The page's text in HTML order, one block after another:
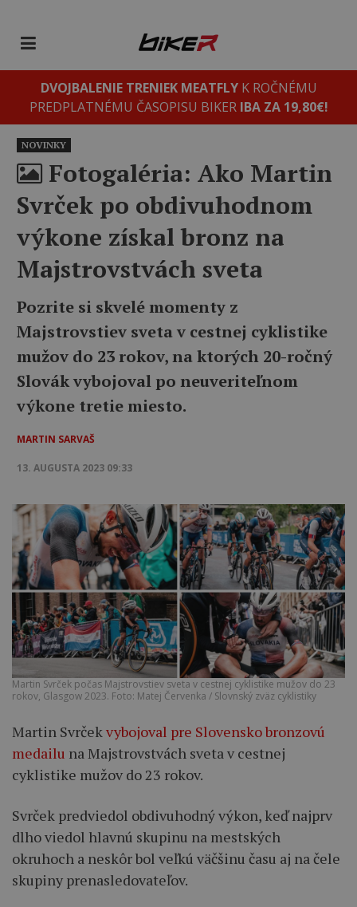
DVOJBALENIE TRENIEK MEATFLYK ROČNÉMU
PREDPLATNÉMU ČASOPISU BIKER IBA ZA 19,80€!
NOVINKY
Fotogaléria: Ako Martin
Svrček po obdivuhodnom
výkone získal bronz na
Majstrovstvách sveta
Pozrite si skvelé momenty z
Majstrovstiev sveta v cestnej cyklistike
mužov do 23 rokov, na ktorých 20-ročný
Slovák vybojoval po neuveriteľnom
výkone tretie miesto.
MARTIN SARVAŠ
13. AUGUSTA 2023 09:33
Martin Svrček počas Majstrovstiev sveta v cestnej cyklistike mužov do 23
rokov, Glasgow 2023. Foto: Matej Červenka / Slovnský zväz cyklistiky
Martin Svrčekvybojoval pre Slovensko bronzovú
medailu na Majstrovstvách sveta v cestnej
cyklistike mužov do 23 rokov.
Svrček predviedol obdivuhodný výkon, keď najprv
dlho viedol hlavnú skupinu na mestských
okruhoch a neskôr bol veľkú väčšinu času aj na čele
skupiny prenasledovateľov.